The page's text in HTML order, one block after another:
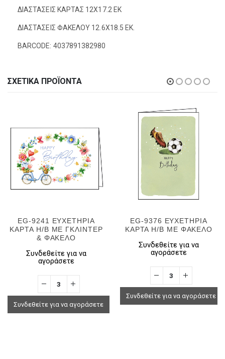
ΔΙΑΣΤΑΣΕΙΣ ΚΑΡΤΑΣ 12Χ17.2 ΕΚ
ΔΙΑΣΤΑΣΕΙΣ ΦΑΚΕΛΟΥ 12.6Χ18.5 ΕΚ.
BARCODE: 4037891382980
ΣΧΕΤΙΚΆ ΠΡΟΪΌΝΤΑ
EG-9241 ΕΥΧΕΤΗΡΙΑ
ΚΑΡΤΑ H/B ΜΕ ΓΚΛΙΝΤΕΡ
& ΦΑΚΕΛΟ
Συνδεθείτε για να
αγοράσετε
Συνδεθείτε για να αγοράσετε
EG-9376 ΕΥΧΕΤΗΡΙΑ
ΚΑΡΤΑ H/B ΜΕ ΦΑΚΕΛΟ
Συνδεθείτε για να
αγοράσετε
Συνδεθείτε για να αγοράσετε